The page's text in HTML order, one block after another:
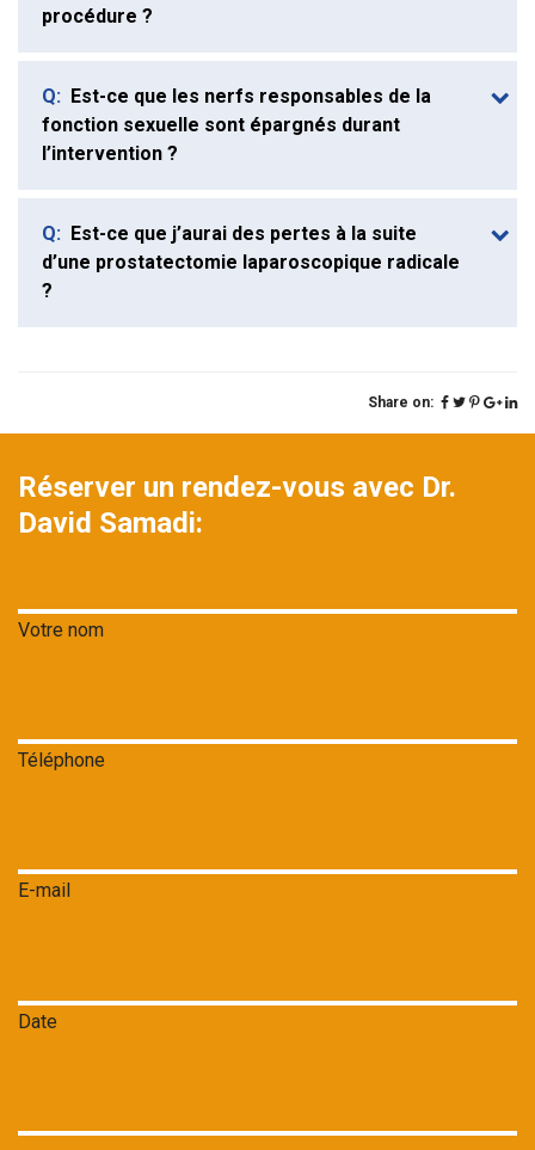
procédure ?
Q: Est-ce que les nerfs responsables de la
fonction sexuelle sont épargnés durant
l’intervention ?
Q: Est-ce que j’aurai des pertes à la suite
d’une prostatectomie laparoscopique radicale
?
Share on:
Réserver un rendez-vous avec Dr.
David Samadi:
Votre nom
Téléphone
E-mail
Date